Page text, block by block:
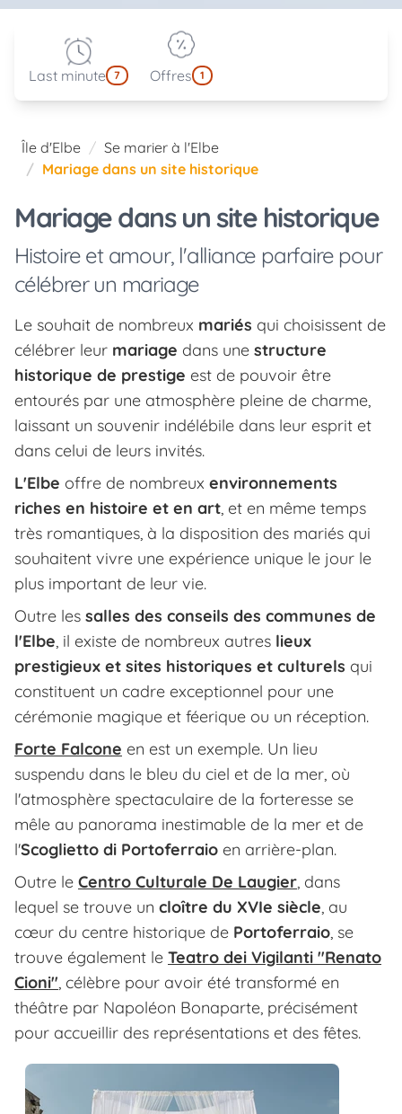
Last minute 7 Offres 1
Île d'Elbe
Se marier à l'Elbe
Mariage dans un site historique
Mariage dans un site historique
Histoire et amour, l'alliance parfaire pour
célébrer un mariage
Le souhait de nombreux mariés qui choisissent de
célébrer leur mariage dans une structure
historique de prestige est de pouvoir être
entourés par une atmosphère pleine de charme,
laissant un souvenir indélébile dans leur esprit et
dans celui de leurs invités.
L'Elbe offre de nombreux environnements
riches en histoire et en art, et en même temps
très romantiques, à la disposition des mariés qui
souhaitent vivre une expérience unique le jour le
plus important de leur vie.
Outre les salles des conseils des communes de
l'Elbe, il existe de nombreux autres lieux
prestigieux et sites historiques et culturels qui
constituent un cadre exceptionnel pour une
cérémonie magique et féerique ou un réception.
Forte Falcone en est un exemple. Un lieu
suspendu dans le bleu du ciel et de la mer, où
l'atmosphère spectaculaire de la forteresse se
mêle au panorama inestimable de la mer et de
l'Scoglietto di Portoferraio en arrière-plan.
Outre le Centro Culturale De Laugier, dans
lequel se trouve un cloître du XVIe siècle, au
cœur du centre historique de Portoferraio, se
trouve également le Teatro dei Vigilanti "Renato
Cioni", célèbre pour avoir été transformé en
théâtre par Napoléon Bonaparte, précisément
pour accueillir des représentations et des fêtes.